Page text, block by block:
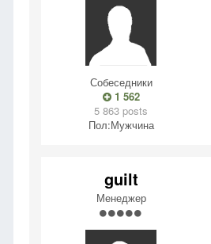
Собеседники
1 562
5 863 posts
Пол:Мужчина
guilt
Менеджер